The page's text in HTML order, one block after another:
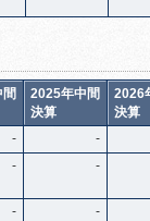
2025年中間
決算
2026
決算
- -
- -
- -